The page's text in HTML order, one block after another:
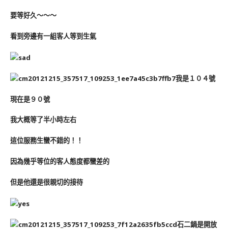
要等好久～～～
看到旁邊有一組客人等到生氣
我是１０４號
現在是９０號
我大概等了半小時左右
這位服務生蠻不錯的！！
因為幾乎等位的客人態度都蠻差的
但是他還是很親切的接待
石二鍋是開放